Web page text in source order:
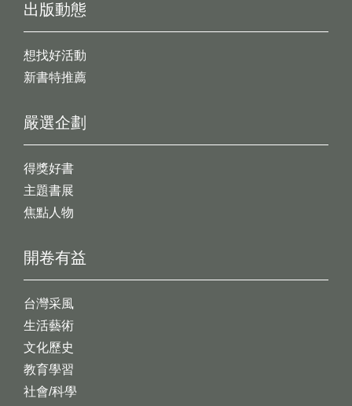
出版動態
想找好活動
新書特推薦
開卷有益
台灣采風
生活藝術
文化歷史
教育學習
社會/科學
嚴選企劃
得獎好書
主題書展
焦點人物